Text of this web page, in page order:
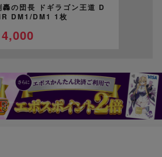
轟の団長 ドギラゴン王道 D
DM1/DM1 1枚
4,000